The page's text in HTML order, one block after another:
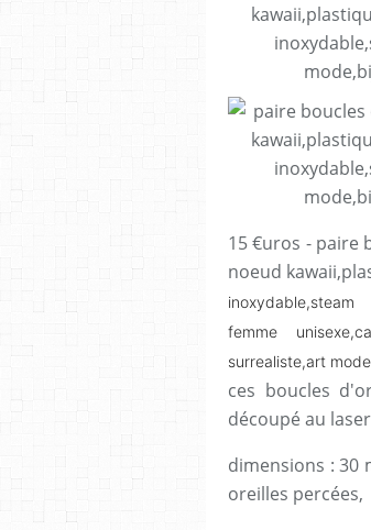
15 €uros - paire
noeud
femme
surrealiste,art
ces boucles
découpé au
dimensions : 30
oreilles percées,